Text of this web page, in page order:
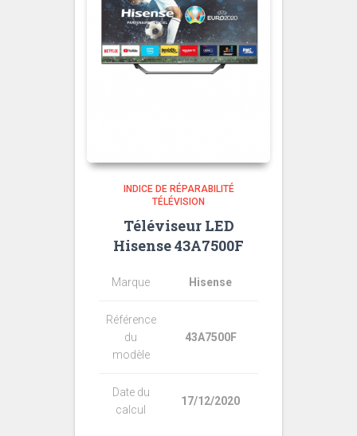
INDICE DE RÉPARABILITÉ
TÉLÉVISION
Téléviseur LED
Hisense 43A7500F
Marque Hisense
Référence
du
modèle
43A7500F
Date du
calcul
17/12/2020